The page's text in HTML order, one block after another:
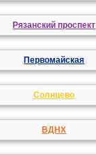
Рязанский проспект
Первомайская
Солнцево
ВДНХ